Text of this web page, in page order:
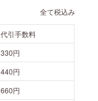
全て税込み
代引手数料
330円
440円
660円